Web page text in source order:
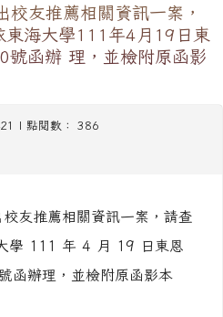
東海大學111年4月19日東
函辦 理，並檢附原函影
| 點閱數： 386
友推薦相關資訊一案，請查